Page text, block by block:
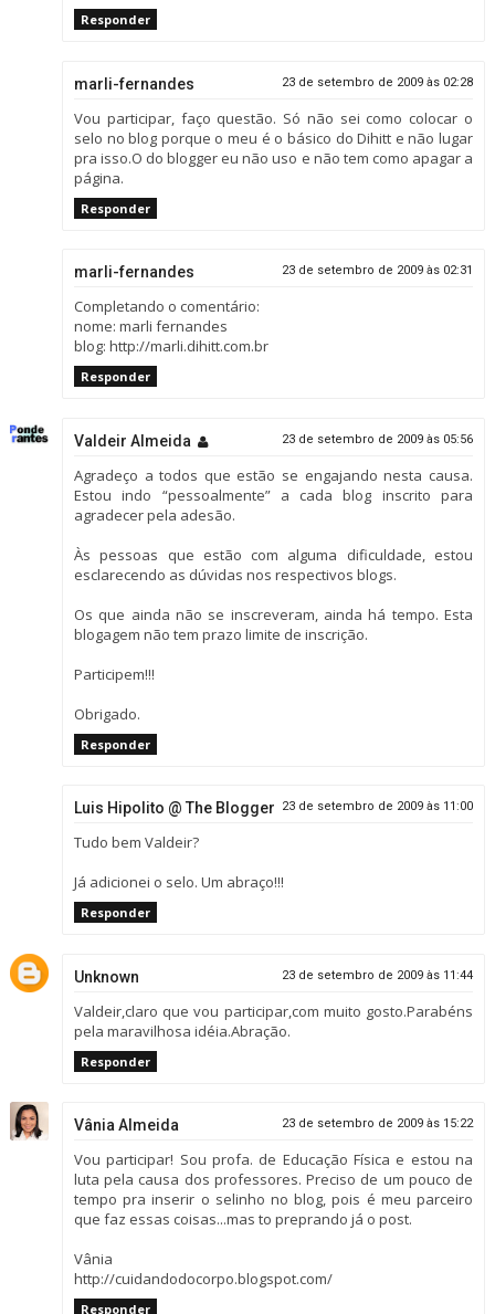
Responder
marli-fernandes 23 de setembro de 2009 às 02:28
Vou participar, faço questão. Só não sei como colocar o
selo no blog porque o meu é o básico do Dihitt e não lugar
pra isso.O do blogger eu não uso e não tem como apagar a
página.
Responder
marli-fernandes 23 de setembro de 2009 às 02:31
Completando o comentário:
nome: marli fernandes
blog: http://marli.dihitt.com.br
Responder
Valdeir Almeida 23 de setembro de 2009 às 05:56
Agradeço a todos que estão se engajando nesta causa.
Estou indo “pessoalmente” a cada blog inscrito para
agradecer pela adesão.
Às pessoas que estão com alguma dificuldade, estou
esclarecendo as dúvidas nos respectivos blogs.
Os que ainda não se inscreveram, ainda há tempo. Esta
blogagem não tem prazo limite de inscrição.
Participem!!!
Obrigado.
Responder
Luis Hipolito @ The Blogger 23 de setembro de 2009 às 11:00
Tudo bem Valdeir?
Já adicionei o selo. Um abraço!!!
Responder
Unknown 23 de setembro de 2009 às 11:44
Valdeir,claro que vou participar,com muito gosto.Parabéns
pela maravilhosa idéia.Abração.
Responder
Vânia Almeida 23 de setembro de 2009 às 15:22
Vou participar! Sou profa. de Educação Física e estou na
luta pela causa dos professores. Preciso de um pouco de
tempo pra inserir o selinho no blog, pois é meu parceiro
que faz essas coisas...mas to preprando já o post.
Vânia
http://cuidandodocorpo.blogspot.com/
Responder